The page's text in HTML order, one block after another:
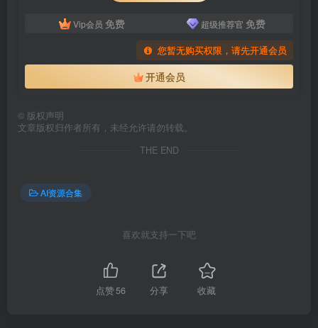
Vip会员 免费 超级推荐官 免费
您暂无购买权限，请先开通会员
开通会员
© 版权声明
文章版权归作者所有，未经允许请勿转载。
THE END
AI资源合集
喜欢就支持一下吧
点赞56 分享 收藏